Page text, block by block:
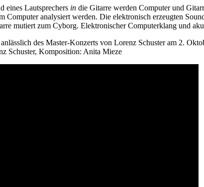
eines Lautsprechers in die Gitarre werden Computer und
Computer analysiert werden. Die elektronisch erzeugten
mutiert zum Cyborg. Elektronischer Computerklang und
des Master-Konzerts von Lorenz Schuster am 2.
Schuster, Komposition: Anita Mieze